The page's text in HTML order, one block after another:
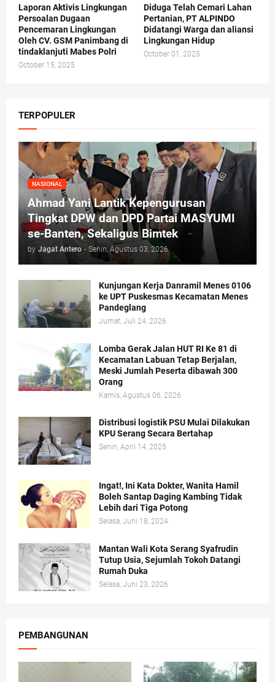
Laporan Aktivis Lingkungan
Persoalan Dugaan
Pencemaran Lingkungan
Oleh CV. GSM Panimbang di
tindaklanjuti Mabes Polri
October 15, 2025
Diduga Telah Cemari Lahan
Pertanian, PT ALPINDO
Didatangi Warga dan aliansi
Lingkungan Hidup
October 01, 2025
TERPOPULER
NASIONAL
Ahmad Yani Lantik Kepengurusan
Tingkat DPW dan DPD Partai MASYUMI
se-Banten, Sekaligus Bimtek
by Jagat Antero - Senin, Agustus 03, 2026
Kunjungan Kerja Danramil Menes 0106
ke UPT Puskesmas Kecamatan Menes
Pandeglang
Jumat, Juli 24, 2026
Lomba Gerak Jalan HUT RI Ke 81 di
Kecamatan Labuan Tetap Berjalan,
Meski Jumlah Peserta dibawah 300
Orang
Kamis, Agustus 06, 2026
Distribusi logistik PSU Mulai Dilakukan
KPU Serang Secara Bertahap
Senin, April 14, 2025
Ingat!, Ini Kata Dokter, Wanita Hamil
Boleh Santap Daging Kambing Tidak
Lebih dari Tiga Potong
Selasa, Juni 18, 2024
Mantan Wali Kota Serang Syafrudin
Tutup Usia, Sejumlah Tokoh Datangi
Rumah Duka
Selasa, Juni 23, 2026
PEMBANGUNAN